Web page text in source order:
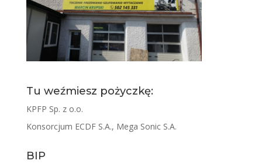
Tu weźmiesz pożyczkę:
KPFP Sp. z o.o.
Konsorcjum ECDF S.A., Mega Sonic S.A.
BIP